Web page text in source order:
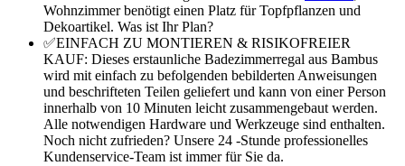
Wohnzimmer benötigt einen Platz für Topfpflanzen und
Dekoartikel. Was ist Ihr Plan?
✅EINFACH ZU MONTIEREN & RISIKOFREIER
KAUF: Dieses erstaunliche Badezimmerregal aus Bambus
wird mit einfach zu befolgenden bebilderten Anweisungen
und beschrifteten Teilen geliefert und kann von einer Person
innerhalb von 10 Minuten leicht zusammengebaut werden.
Alle notwendigen Hardware und Werkzeuge sind enthalten.
Noch nicht zufrieden? Unsere 24 -Stunde professionelles
Kundenservice-Team ist immer für Sie da.